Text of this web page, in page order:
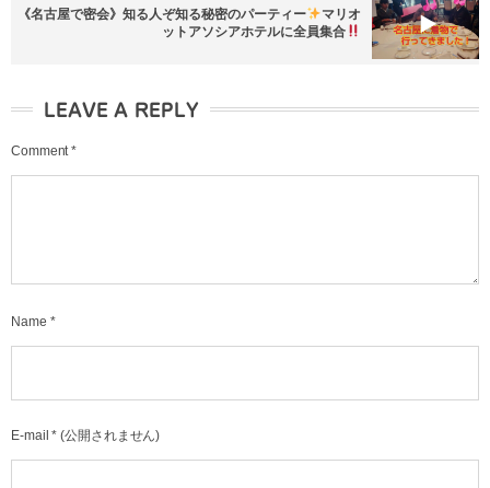
《名古屋で密会》知る人ぞ知る秘密のパーティー
マリオ
ットアソシアホテルに全員集合
LEAVE A REPLY
Comment *
Name *
E-mail * (公開されません)